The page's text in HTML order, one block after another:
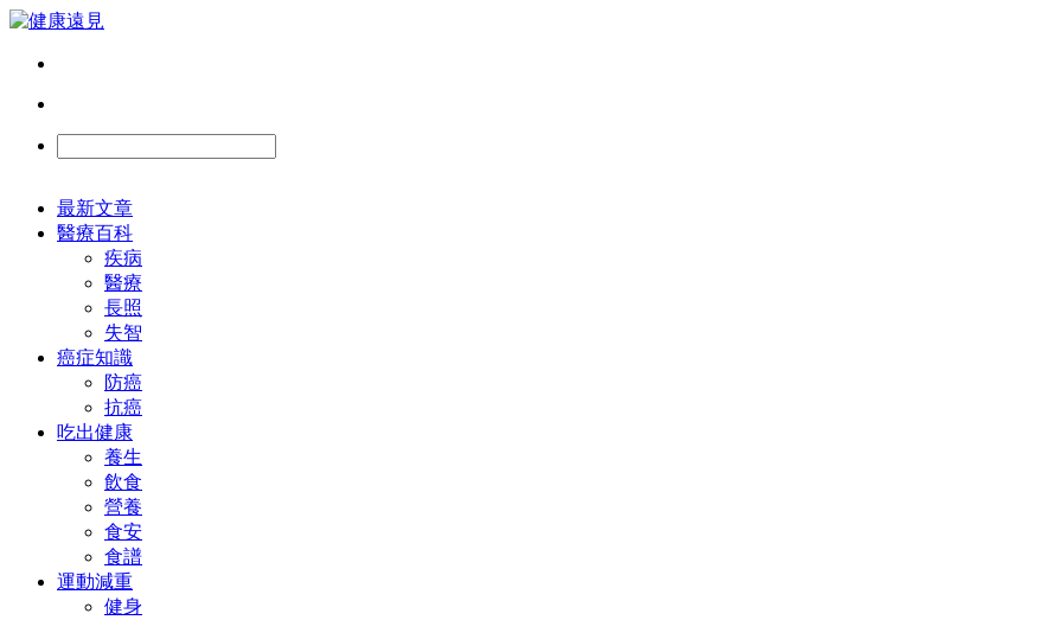
最新文章
醫療百科
疾病
醫療
長照
失智
癌症知識
防癌
抗癌
吃出健康
養生
飲食
營養
食安
食譜
運動減重
健身